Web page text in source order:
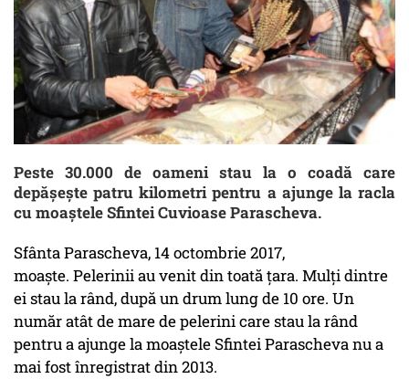
Peste 30.000 de oameni stau la o coadă care
depășește patru kilometri pentru a ajunge la racla
cu moaștele Sfintei Cuvioase Parascheva.
Sfânta Parascheva, 14 octombrie 2017,
moaște. Pelerinii au venit din toată țara. Mulți dintre
ei stau la rând, după un drum lung de 10 ore. Un
număr atât de mare de pelerini care stau la rând
pentru a ajunge la moaștele Sfintei Parascheva nu a
mai fost înregistrat din 2013.